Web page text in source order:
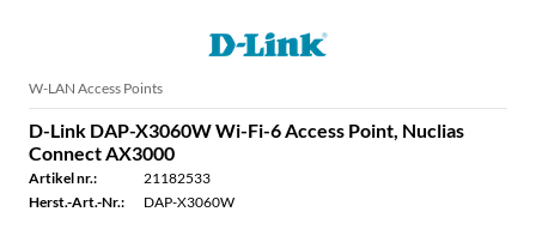
W-LAN Access Points
D-Link DAP-X3060W Wi-Fi-6 Access Point, Nuclias
Connect AX3000
Artikel nr.:
21182533
Herst.-Art.-Nr.:
DAP-X3060W